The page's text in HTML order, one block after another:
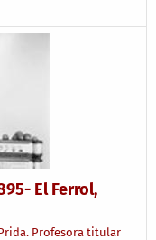
El Ferrol,
Profesora titular